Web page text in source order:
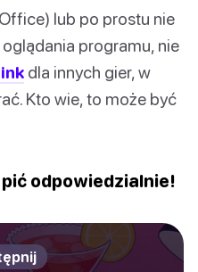
lub po prostu nie
programu, nie
dla innych gier, w
Kto wie, to może być
odpowiedzialnie!